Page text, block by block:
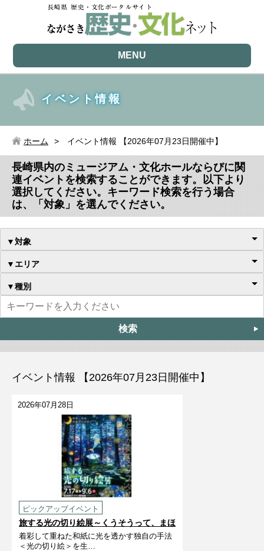
MENU
イベント情報
ホーム イベント情報 【2026年07月23日開催中】
長崎県内のミュージアム・文化ホールならびに関
連イベントを検索することができます。以下より
選択してください。キーワード検索を行う場合
は、「対象」を選んでください。
▼対象
▼エリア
▼種別
イベント情報 【2026年07月23日開催中】
2026年07月28日
ピックアップイベント
旅する光の切り絵展～くうそうって、まほ
うだよ～
着彩して重ねた和紙に光を透かす独自の手法
＜光の切り絵＞を生…